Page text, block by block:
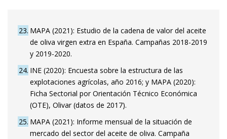
23 MAPA (2021): Estudio de la cadena de valor del aceite
de oliva virgen extra en España. Campañas 2018-2019
y 2019-2020.
24 INE (2020): Encuesta sobre la estructura de las
explotaciones agrícolas, año 2016; y MAPA (2020):
Ficha Sectorial por Orientación Técnico Económica
(OTE), Olivar (datos de 2017).
25 MAPA (2021): Informe mensual de la situación de
mercado del sector del aceite de oliva. Campaña